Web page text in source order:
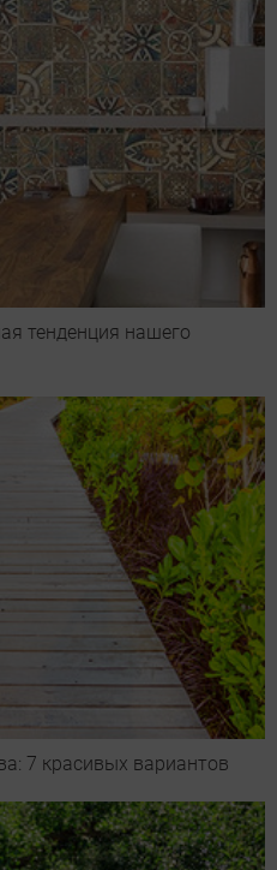
тенденция нашего
7 красивых вариантов